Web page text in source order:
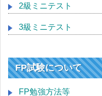
2級ミニテスト
3級ミニテスト
FP試験について
FP勉強方法等